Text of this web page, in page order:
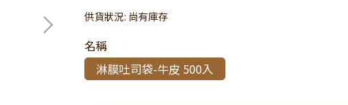
供貨狀況: 尚有庫存
名稱
淋膜吐司袋-牛皮 500入